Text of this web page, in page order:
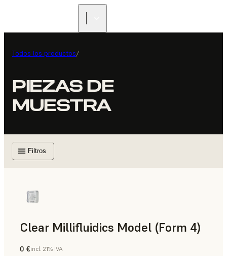
Todos los productos/
PIEZAS DE
MUESTRA
Filtros
Clear Millifluidics Model (Form 4)
Estándar
0 €incl. 21% IVA